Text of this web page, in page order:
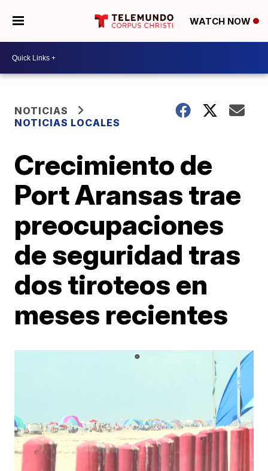
WATCH NOW
NOTICIAS
NOTICIAS LOCALES
Crecimiento de
Port Aransas trae
preocupaciones
de seguridad tras
dos tiroteos en
meses recientes